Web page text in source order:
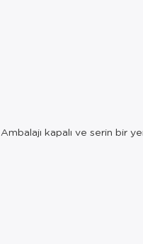
kapalı ve serin bir